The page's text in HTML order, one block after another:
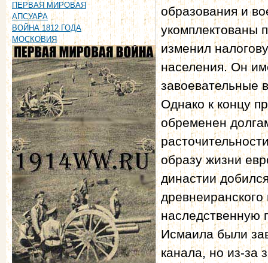
ПЕРВАЯ МИРОВАЯ
АПСУАРА
ВОЙНА 1812 ГОДА
МОСКОВИЯ
образования и
укомплектованы
изменил
населения. Он
завоевательные
Однако к концу
обременен
образу жизни
династии
наследственную
Исмаила были
канала, но из-за